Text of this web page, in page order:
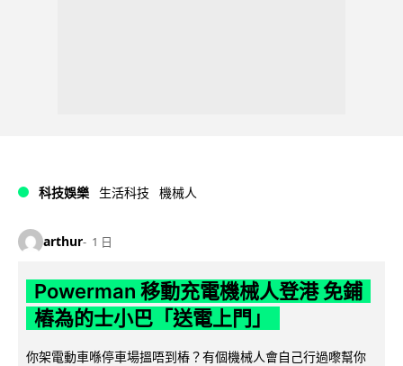
科技娛樂 生活科技 機械人
arthur 1 日
Powerman 移動充電機械人登港 免鋪
樁為的士小巴「送電上門」
你架電動車喺停車場搵唔到樁？有個機械人會自己行過嚟幫你